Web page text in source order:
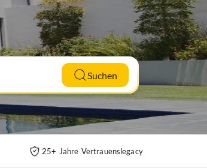
Suchen
25+ Jahre Vertrauenslegacy